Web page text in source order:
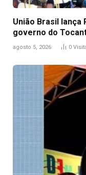
União Brasil
governo do
agosto 5, 2026 0